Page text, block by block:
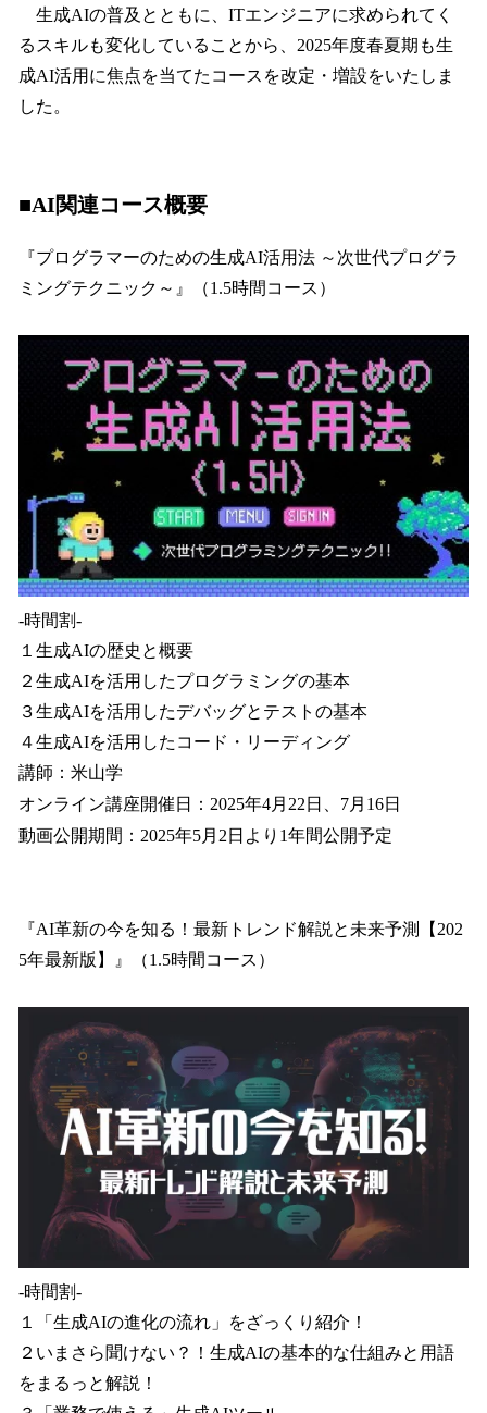
生成AIの普及とともに、ITエンジニアに求められてく
るスキルも変化していることから、2025年度春夏期も生
成AI活用に焦点を当てたコースを改定・増設をいたしま
した。
■AI関連コース概要
『プログラマーのための生成AI活用法 ～次世代プログラ
ミングテクニック～』（1.5時間コース）
-時間割-
１生成AIの歴史と概要
２生成AIを活用したプログラミングの基本
３生成AIを活用したデバッグとテストの基本
４生成AIを活用したコード・リーディング
講師：米山学
オンライン講座開催日：2025年4月22日、7月16日
動画公開期間：2025年5月2日より1年間公開予定
『AI革新の今を知る！最新トレンド解説と未来予測【202
5年最新版】』（1.5時間コース）
-時間割-
１「生成AIの進化の流れ」をざっくり紹介！
２いまさら聞けない？！生成AIの基本的な仕組みと用語
をまるっと解説！